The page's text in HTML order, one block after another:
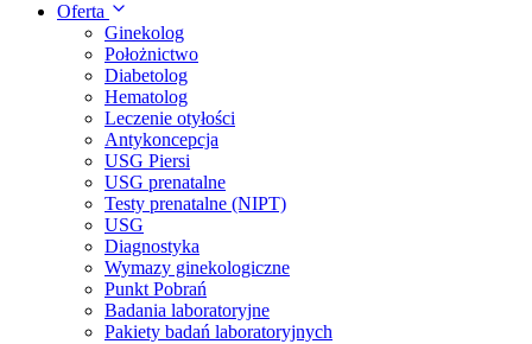
Oferta
Ginekolog
Położnictwo
Diabetolog
Hematolog
Leczenie otyłości
Antykoncepcja
USG Piersi
USG prenatalne
Testy prenatalne (NIPT)
USG
Diagnostyka
Wymazy ginekologiczne
Punkt Pobrań
Badania laboratoryjne
Pakiety badań laboratoryjnych